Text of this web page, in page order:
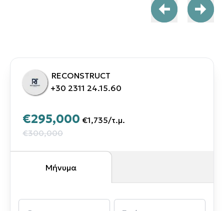
RECONSTRUCT
+30 2311 24.15.60
€295,000 €1,735/τ.μ.
€300,000
Μήνυμα